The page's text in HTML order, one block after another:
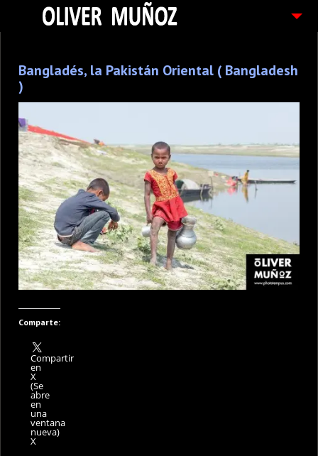
FOTOGRAFIAS
PEDIDOS
Bangladés, la Pakistán Oriental ( Bangladesh
)
Comparte:
Compartir
en
X
(Se
abre
en
una
ventana
nueva)
X